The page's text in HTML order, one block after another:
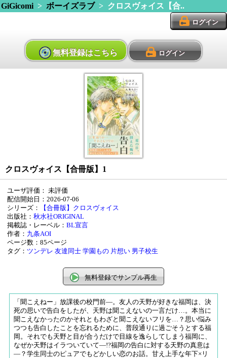
GiGicomi> ボーイズラブ> クロスヴォイス【合..
ログイン
無料登録はこちら ログイン
クロスヴォイス【合冊版】1
ユーザ評価： 未評価
配信開始日：2026-07-06
シリーズ：
【合冊版】クロスヴォイス
出版社：秋水社ORIGINAL
掲載誌・レーベル：BL宣言
作者： 九条AOI
ページ数：85ページ
タグ： ツンデレ 友達同士 学園もの 片想い 男子校生
無料登録でサンプル再生
「聞こえねー」放課後の校門前―。友人の天野が好きな福岡は、決
死の思いで告白をしたが、天野は聞こえないの一言だけ…。本当に
聞こえなかったのかそれともわざと聞こえないフリを…？思い悩み
つつも告白したことを忘れるために、普段通りに過ごそうとする福
岡。それでも天野と目が合うだけで目線を逸らしてしまう福岡に、
なぜか天野はイラついていて―!?福岡の告白に対する天野の真意は
―？学生同士のピュアでもどかしい恋のお話。甘え上手な年下×リ